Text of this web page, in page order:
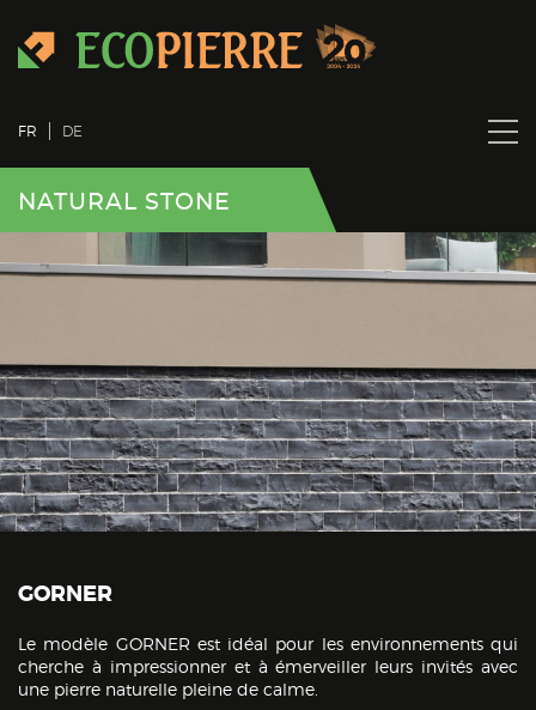
FR DE
NATURAL STONE
GORNER
Le modèle GORNER est idéal pour les environnements qui
cherche à impressionner et à émerveiller leurs invités avec
une pierre naturelle pleine de calme.